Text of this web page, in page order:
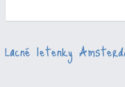
Lacné letenky